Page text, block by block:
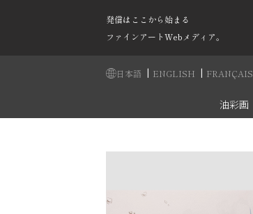
発信はここから始まる
ファインアートWebメディア。
日本語 | ENGLISH | FRANÇAIS
油彩画